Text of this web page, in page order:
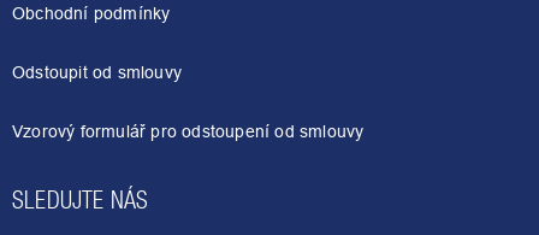
Obchodní podmínky
Odstoupit od smlouvy
Vzorový formulář pro odstoupení od smlouvy
SLEDUJTE NÁS